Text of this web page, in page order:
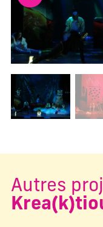
Changer la
Autres